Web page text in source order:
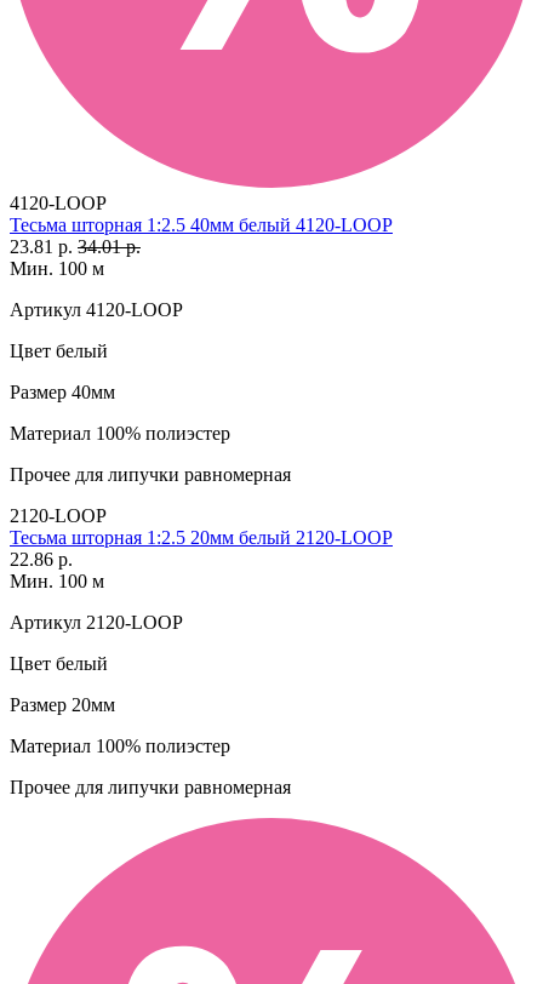
4120-LOOP
Тесьма шторная 1:2.5 40мм белый 4120-LOOP
23.81 р. 34.01 р.
Мин. 100 м
Артикул 4120-LOOP
Цвет белый
Размер 40мм
Материал 100% полиэстер
Прочее для липучки равномерная
2120-LOOP
Тесьма шторная 1:2.5 20мм белый 2120-LOOP
22.86 р.
Мин. 100 м
Артикул 2120-LOOP
Цвет белый
Размер 20мм
Материал 100% полиэстер
Прочее для липучки равномерная